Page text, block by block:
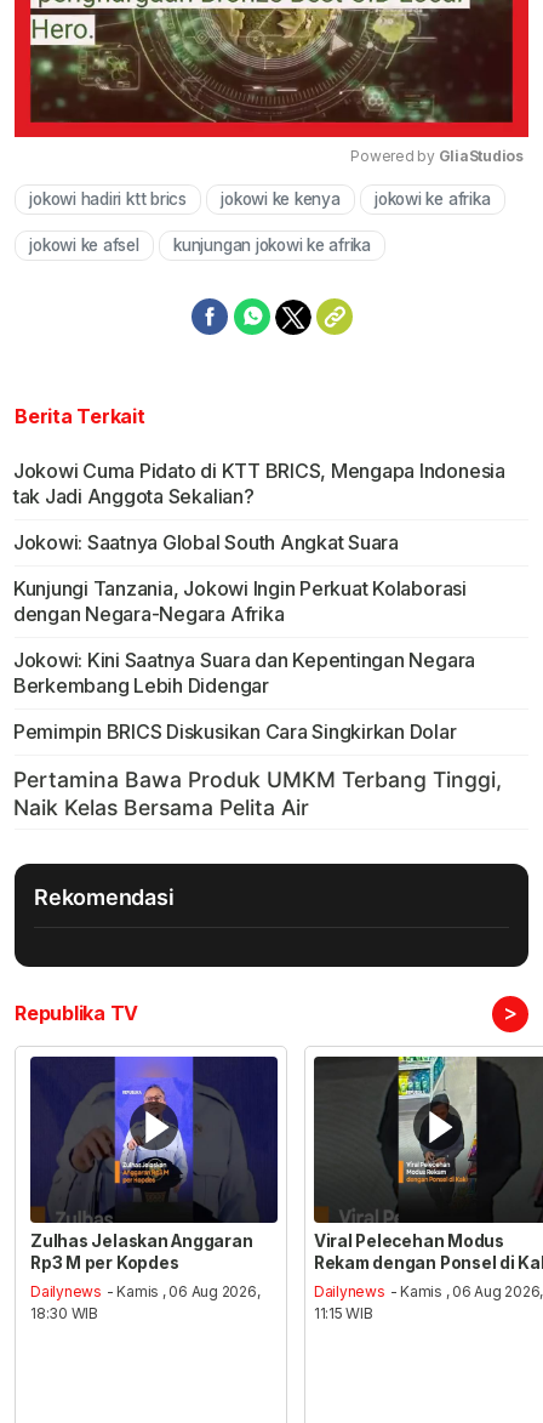
Mute
Powered by GliaStudios
jokowi hadiri ktt brics jokowi ke kenya jokowi ke afrika
jokowi ke afsel kunjungan jokowi ke afrika
Berita Terkait
Jokowi Cuma Pidato di KTT BRICS, Mengapa Indonesia
tak Jadi Anggota Sekalian?
Jokowi: Saatnya Global South Angkat Suara
Kunjungi Tanzania, Jokowi Ingin Perkuat Kolaborasi
dengan Negara-Negara Afrika
Jokowi: Kini Saatnya Suara dan Kepentingan Negara
Berkembang Lebih Didengar
Pemimpin BRICS Diskusikan Cara Singkirkan Dolar
Rekomendasi
Republika TV >
Zulhas Jelaskan Anggaran
Rp3 M per Kopdes
Dailynews - Kamis , 06 Aug 2026,
18:30 WIB
Viral Pelecehan Modus
Rekam dengan Ponsel di
Dailynews - Kamis , 06 Aug 2026,
11:15 WIB